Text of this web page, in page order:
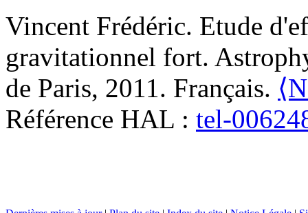
Vincent Frédéric. Etude
gravitationnel fort.
de Paris, 2011. Français.
Référence HAL : tel-